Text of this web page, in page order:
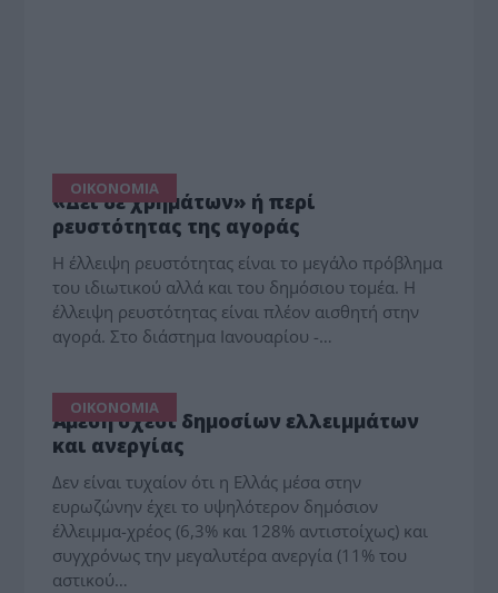
ΟΙΚΟΝΟΜΙΑ
«Δει δε χρημάτων» ή περί
ρευστότητας της αγοράς
Η έλλειψη ρευστότητας είναι το μεγάλο πρόβλημα
του ιδιωτικού αλλά και του δημόσιου τομέα. Η
έλλειψη ρευστότητας είναι πλέον αισθητή στην
αγορά. Στο διάστημα Ιανουαρίου -…
ΟΙΚΟΝΟΜΙΑ
Άμεση σχέσι δημοσίων ελλειμμάτων
και ανεργίας
Δεν είναι τυχαίον ότι η Ελλάς μέσα στην
ευρωζώνην έχει το υψηλότερον δημόσιον
έλλειμμα-χρέος (6,3% και 128% αντιστοίχως) και
συγχρόνως την μεγαλυτέρα ανεργία (11% του
αστικού…